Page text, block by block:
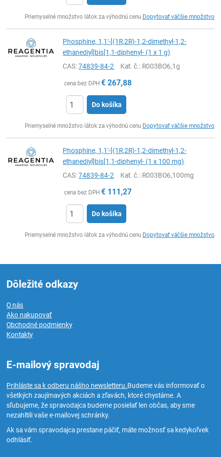
Priemyselné množstvo látok za výhodnú cenu Dopytovať väčšie množstvo
Phosphine, 1,1'-[(1R,2R)-1,2-dimethyl-1,2-
ethanediyl]bis[1,1-diphenyl- (1 x 1 g)
CAS:74839-84-2 Kat. č.: R003BO6,1g
cena bez DPH € 267,88
Do košíka
Priemyselné množstvo látok za výhodnú cenu Dopytovať väčšie množstvo
Phosphine, 1,1'-[(1R,2R)-1,2-dimethyl-1,2-
ethanediyl]bis[1,1-diphenyl- (1 x 100 mg)
CAS:74839-84-2 Kat. č.: R003BO6,100mg
cena bez DPH € 111,27
Do košíka
Priemyselné množstvo látok za výhodnú cenu Dopytovať väčšie množstvo
Dôležité odkazy
O nás
Ako nakupovať
Obchodné podmienky
Kontakty
E-mailový spravodaj
Prihláste sa k odberu nášho newsletteru.Budeme vás informovať o
všetkých zaujímavých akciách a zľavách, ktoré chystáme. A
sľubujeme, že spravodajca budeme posielať len občas, aby sme
nezahltili vaše e-mailovej schránky.
Ak sa vám spravodajca prestane páčiť, máte možnosť sa kedykoľvek
odhlásiť.